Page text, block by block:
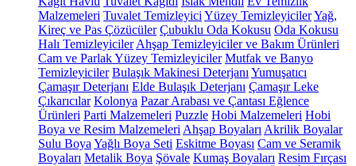
Malzemeleri Tuvalet Temizleyici Yüzey TemizleyicilerYağ,
Kireç ve Pas Çözücüler Çubuklu Oda Kokusu Oda Kokusu
Halı Temizleyiciler Ahşap Temizleyiciler ve Bakım Ürünleri
Cam ve Parlak Yüzey Temizleyiciler Mutfak ve Banyo
Temizleyiciler Bulaşık Makinesi Deterjanı Yumuşatıcı
Çamaşır Deterjanı Elde Bulaşık Deterjanı Çamaşır Leke
Çıkarıcılar Kolonya Pazar Arabası ve Çantası Eğlence
Ürünleri Parti Malzemeleri Puzzle Hobi Malzemeleri Hobi
Boya ve Resim Malzemeleri Ahşap Boyaları Akrilik Boyalar
Sulu Boya Yağlı Boya Seti Eskitme Boyası Cam ve Seramik
Boyaları Metalik Boya Şövale Kumaş Boyaları Resim Fırçası